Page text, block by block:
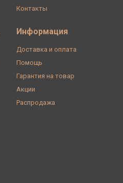
Контакты
Информация
Доставка и оплата
Помощь
Гарантия на товар
Акции
Распродажа